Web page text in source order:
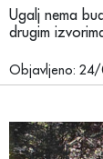
Ugalj nema
drugim
Objavljeno: